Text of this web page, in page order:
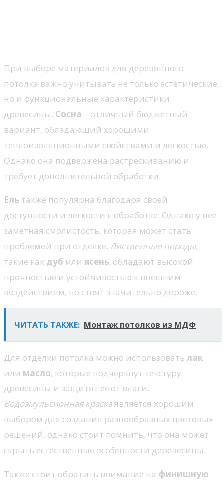
При выборе материалов для деревянного
потолка важно учитывать не только эстетические,
но и функциональные характеристики
древесины. Сосна – отличный бюджетный
вариант, обладающий хорошими
теплоизоляционными свойствами и легкостью.
Однако она подвержена растрескиванию и
требует дополнительной обработки.
Ель также популярна благодаря своей
доступности и легкости в обработке. Однако у нее
заметная смолистость, которая может стать
проблемой при отделке. Лиственные породы,
такие как дуб или ясень, обладают высокой
прочностью и устойчивостью к внешним
воздействиям, но стоят значительно дороже.
ЧИТАТЬ ТАКЖЕ: Монтаж потолков из МДФ
Для отделки потолка можно использовать лак
или масло, которые подчеркнут текстуру
древесины и защитят ее от влаги.
Водоэмульсионная краскаявляется хорошим
выбором для создания разнообразных цветовых
решений, однако стоит помнить, что она может
скрыть естественные особенности деревесины.
Также стоит обратить внимание на финишную